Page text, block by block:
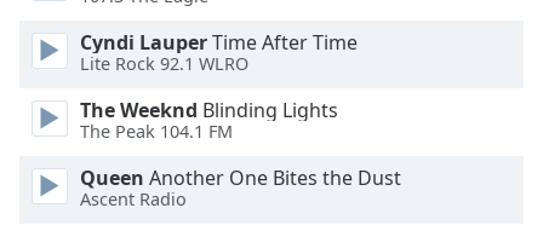
Cyndi LauperTime After Time
Lite Rock 92.1 WLRO
The Weeknd Blinding Lights
The Peak 104.1 FM
Queen Another One Bites the Dust
Ascent Radio